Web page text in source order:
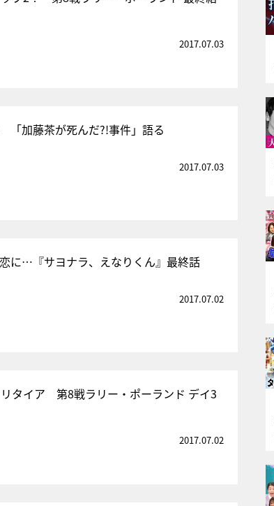
2017.07.03
加藤茶が死んだ?!事件」語る
2017.07.03
に…『サヨナラ、えなりくん』最終話
2017.07.02
リタイア 第8戦ラリー・ポーランド デイ3
2017.07.02